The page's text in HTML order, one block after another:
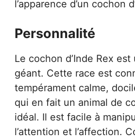
l’apparence d’un cochon
Personnalité
Le cochon d’Inde Rex est
géant. Cette race est
tempérament calme,
qui en fait un animal de
idéal. Il est facile à
l’attention et l’affection.